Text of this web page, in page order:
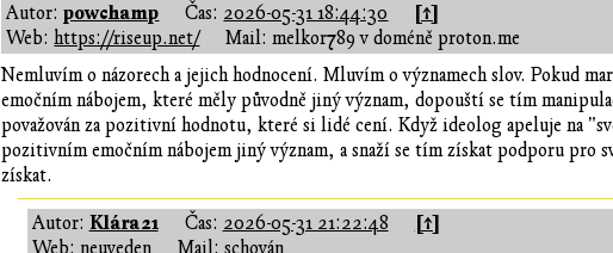
Autor:powchamp Čas: 2026-05-31 18:44:30 [↑]
Web:https://riseup.net/
Mail: melkor789 v doméně proton.me
Nemluvím o názorech a jejich hodnocení. Mluvím o významech slov. Pokud
emočním nábojem, které měly původně jiný význam, dopouští se tím
považován za pozitivní hodnotu, které si lidé cení. Když ideolog apeluje na
pozitivním emočním nábojem jiný význam, a snaží se tím získat podporu
získat.
Autor: Klára21 Čas: 2026-05-31 21:22:48 [↑]